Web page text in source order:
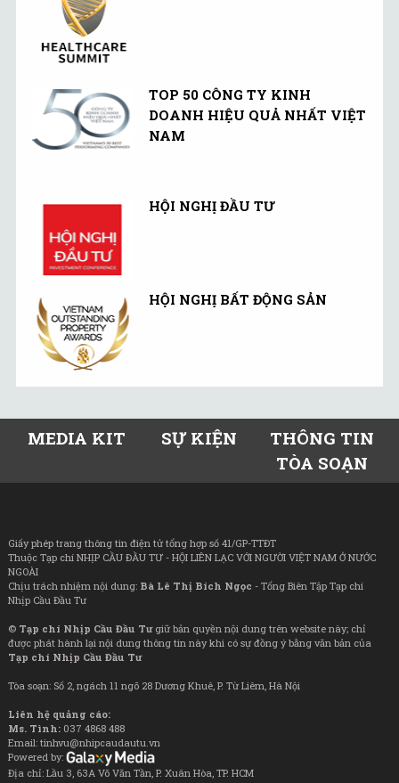
TOP 50 CÔNG TY KINH
DOANH HIỆU QUẢ NHẤT VIỆT
NAM
HỘI NGHỊ ĐẦU TƯ
HỘI NGHỊ BẤT ĐỘNG SẢN
MEDIA KIT SỰ KIỆN
THÔNG TIN
TÒA SOẠN
Giấy phép trang thông tin điện tử tổng hợp số 41/GP-TTĐT
Thuộc Tạp chí NHỊP CẦU ĐẦU TƯ - HỘI LIÊN LẠC VỚI NGƯỜI VIỆT NAM Ở NƯỚC
NGOÀI
Chịu trách nhiệm nội dung: Bà Lê Thị Bích Ngọc - Tổng Biên Tập Tạp chí
Nhịp Cầu Đầu Tư
© Tạp chí Nhịp Cầu Đầu Tưgiữ bản quyền nội dung trên website này; chỉ
được phát hành lại nội dung thông tin này khi có sự đồng ý bằng văn bản của
Tạp chí Nhịp Cầu Đầu Tư
Tòa soạn: Số 2, ngách 11 ngõ 28 Dương Khuê, P. Từ Liêm, Hà Nội
Liên hệ quảng cáo:
Ms. Tình: 037 4868 488
Email: tinhvu@nhipcaudautu.vn
Powered by:
Địa chỉ: Lầu 3, 63A Võ Văn Tần, P. Xuân Hòa, TP. HCM